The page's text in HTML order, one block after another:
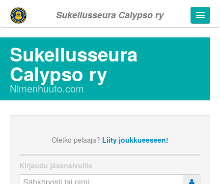
Sukellusseura Calypso ry
Sukellusseura
Calypso ry
Nimenhuuto.com
Oletko pelaaja? Liity joukkueeseen!
Kirjaudu jäsensivuille